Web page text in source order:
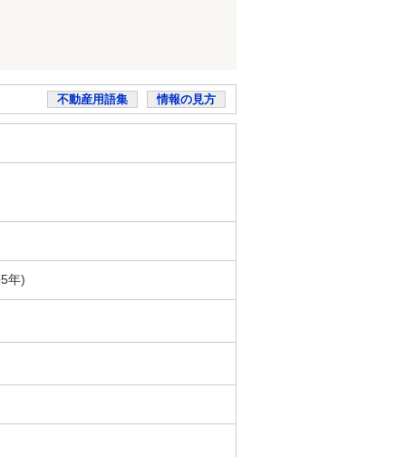
不動産用語集 情報の見方
年)